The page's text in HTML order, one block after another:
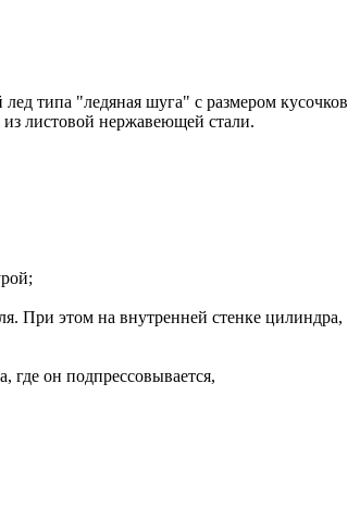
типа "ледяная шуга" с размером кусочков
листовой нержавеющей стали.
При этом на внутренней стенке цилиндра,
где он подпрессовывается,